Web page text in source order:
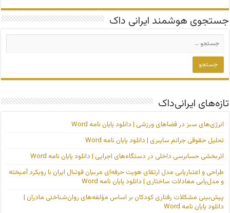
جستجوی هوشمند ایرانی داک
تازه‌های ایرانی‌داک
انرژی‌های سبز در فضاهای ورزشی | دانلود پایان نامه Word
تحلیل حقوقی جرائم سایبری | دانلود پایان نامه Word
اثربخشی حسابرسی داخلی در دستگاه‌های اجرایی | دانلود پایان نامه Word
طراحی و اعتباریابی مدل ارتقای هویت حرفه‌ای مربیان فوتبال ایران با رویکرد آمیخته
و مدل‌یابی معادلات ساختاری | دانلود پایان نامه Word
پیش‌بینی مشکلات رفتاری کودکان بر اساس مؤلفه‌های روان‌شناختی مادران |
دانلود پایان نامه Word